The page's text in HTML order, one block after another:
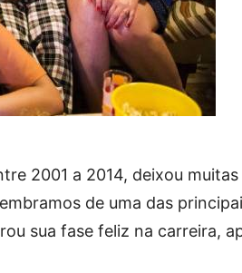
2001 a 2014, deixou muitas
de uma das
sua fase feliz na carreira,